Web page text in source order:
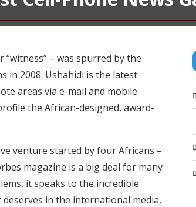
– was spurred by the
in 2008. Ushahidi is the latest
areas via e-mail and mobile
the African-designed, award-
venture started by four Africans –
magazine is a big deal for many
it speaks to the incredible
in the international media,